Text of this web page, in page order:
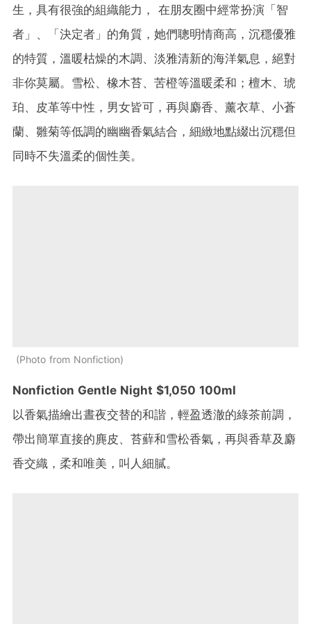
生，具有很強的組織能力， 在朋友圈中經常扮演「智
者」、「決定者」的角質，她們聰明情商高，沉穩優雅
的特質，溫暖枯燥的木調、淡雅清新的海洋氣息，絕對
非你莫屬。雪松、橡木苔、苦橙等溫暖柔和；檀木、琥
珀、皮革等中性，男女皆可，再與麝香、薰衣草、小蒼
蘭、雛菊等低調的幽幽香氣結合，細緻地點綴出沉穩但
同時不失溫柔的個性美。
Photo from Nonfiction
Nonfiction Gentle Night $1,050 100ml
以香氣描繪出晝夜交替的和諧，輕盈透澈的綠茶前調，
帶出簡單直接的麂皮、苔蘚和雪松香氣，再與香草及麝
香交織，柔和唯美，叫人細膩。